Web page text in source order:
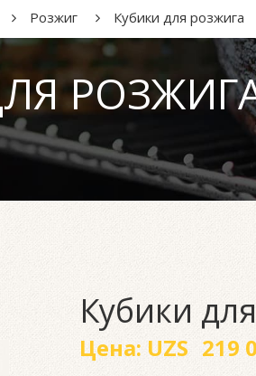
Розжиг Кубики для розжига
Кубики
Цена: UZS 219